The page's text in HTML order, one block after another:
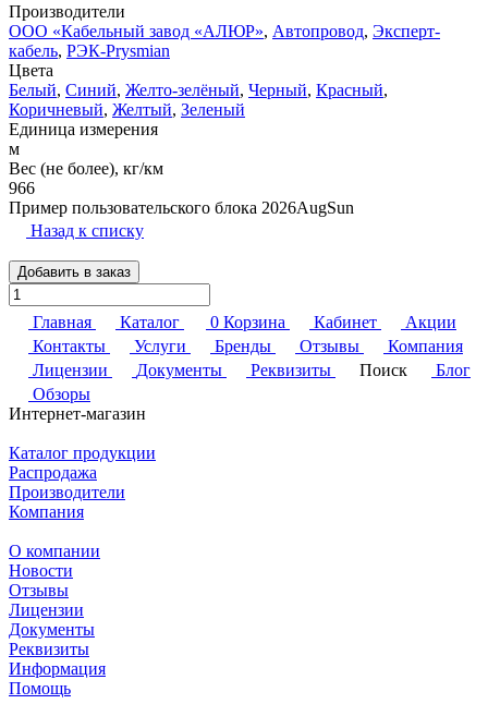
Производители
ООО «Кабельный завод «АЛЮР», Автопровод, Эксперт-
кабель, РЭК-Prysmian
Цвета
Белый, Синий, Желто-зелёный, Черный, Красный,
Коричневый, Желтый, Зеленый
Единица измерения
м
Вес (не более), кг/км
966
Пример пользовательского блока 2026AugSun
Назад к списку
Добавить в заказ
Главная Каталог 0 Корзина Кабинет
Акции
Контакты
Услуги Бренды Отзывы
Компания
Лицензии
Документы Реквизиты Поиск
Блог
Обзоры
Интернет-магазин
Каталог продукции
Распродажа
Производители
Компания
О компании
Новости
Отзывы
Лицензии
Документы
Реквизиты
Информация
Помощь